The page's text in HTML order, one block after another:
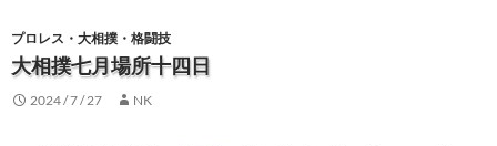
プロレス・大相撲・格闘技
大相撲七月場所十四日
2024 / 7 / 27 NK